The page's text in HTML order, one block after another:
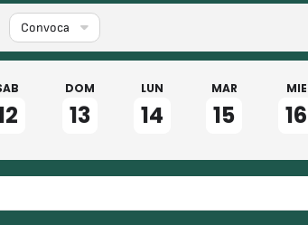
Convoca
DOM
13
LUN
14
MAR
15
MIE
16